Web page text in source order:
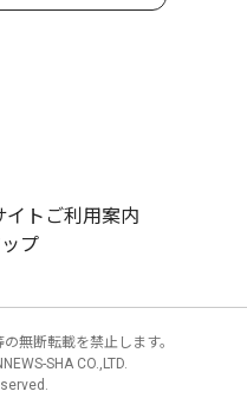
イトご利用案内
プ
無断転載を禁止します。
SHA CO.,LTD.